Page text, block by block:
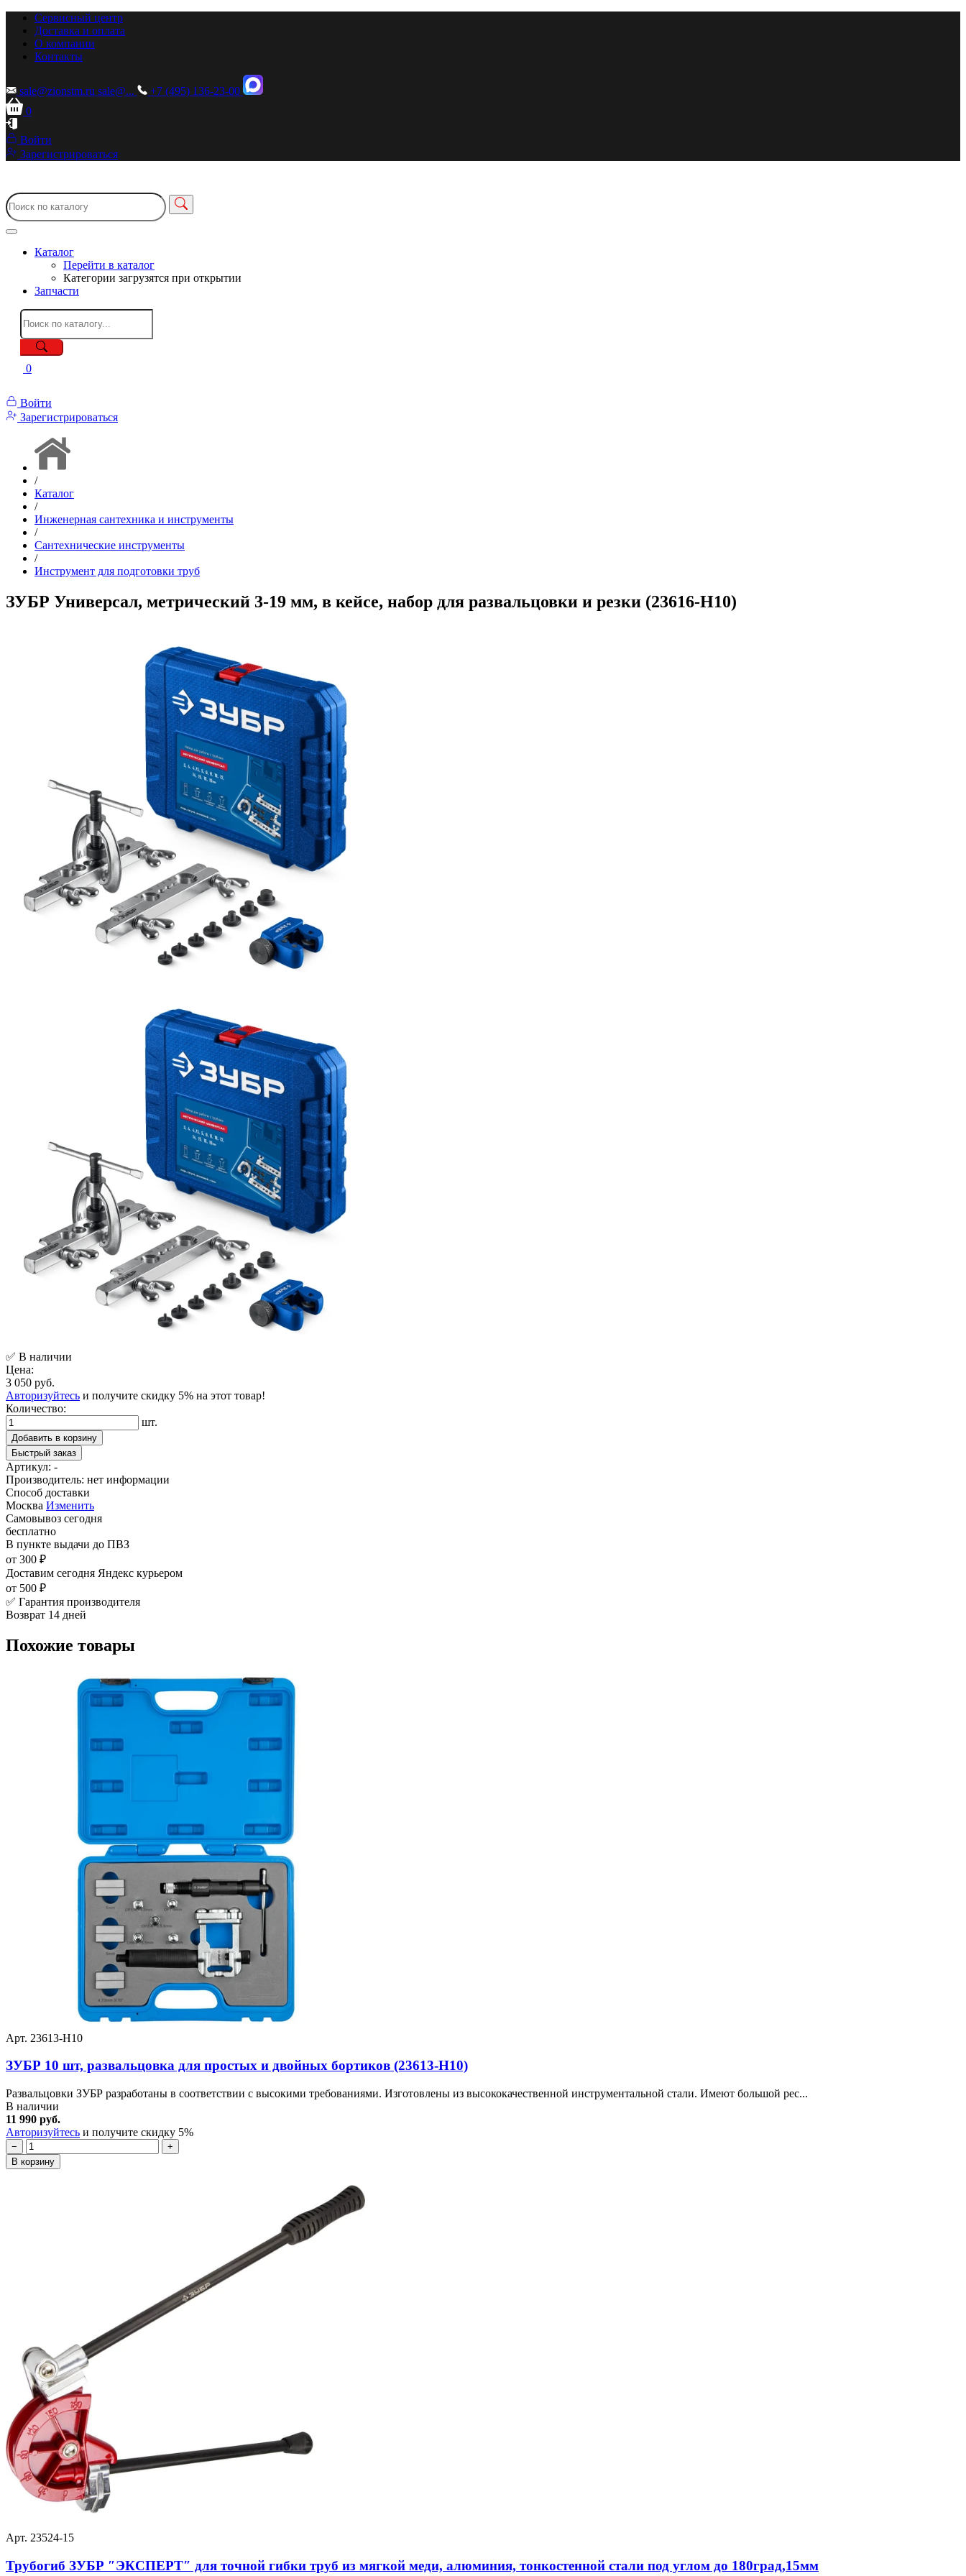
Сервисный центр
Доставка и оплата
О компании
Контакты
sale@zionstm.ru sale@...
+7 (495) 136-23-00
0
Войти
Зарегистрироваться
Каталог
Перейти в каталог
Категории загрузятся при открытии
Запчасти
0
Войти
Зарегистрироваться
/
Каталог
/
Инженерная сантехника и инструменты
/
Сантехнические инструменты
/
Инструмент для подготовки труб
ЗУБР Универсал, метрический 3-19 мм, в кейсе, набор для развальцовки и резки (23616-H10)
✅ В наличии
Цена:
3 050 руб.
Авторизуйтесь и получите скидку 5% на этот товар!
Количество:
шт.
Добавить в корзину
Быстрый заказ
Артикул: -
Производитель: нет информации
Способ доставки
Москва Изменить
Самовывоз сегодня
бесплатно
В пункте выдачи до ПВЗ
от 300 ₽
Доставим сегодня Яндекс курьером
от 500 ₽
✅ Гарантия производителя
Возврат 14 дней
Похожие товары
Арт. 23613-H10
ЗУБР 10 шт, развальцовка для простых и двойных бортиков (23613-H10)
Развальцовки ЗУБР разработаны в соответствии с высокими требованиями. Изготовлены из высококачественной инструментальной стали. Имеют большой рес...
В наличии
11 990 руб.
Авторизуйтесь и получите скидку 5%
−
+
В корзину
Арт. 23524-15
Трубогиб ЗУБР ″ЭКСПЕРТ″ для точной гибки труб из мягкой меди, алюминия, тонкостенной стали под углом до 180град,15мм